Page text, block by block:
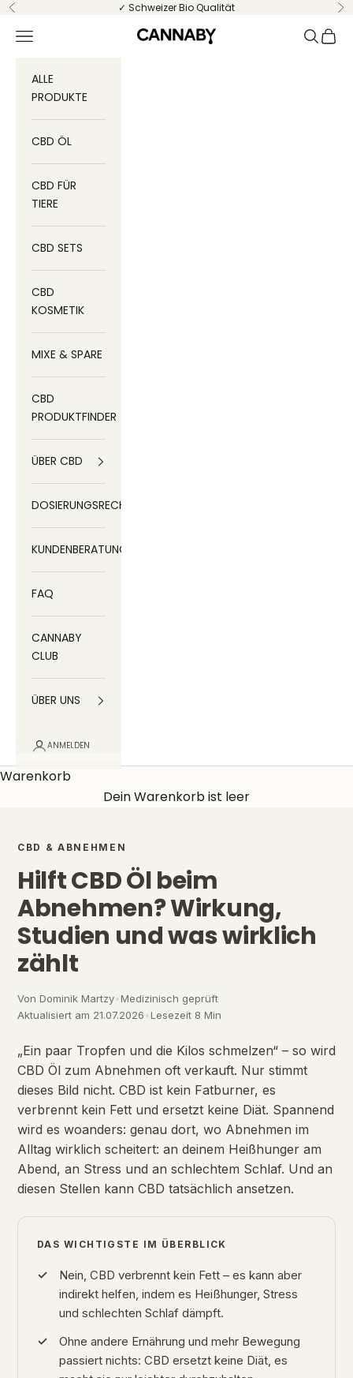
Zum Inhalt springen
Zurück ✓ Schweizer Bio Qualität
CANNABY
Menü Suchen
ALLE
PRODUKTE
CBD ÖL
CBD FÜR
TIERE
CBD SETS
CBD
KOSMETIK
MIXE & SPARE
CBD
PRODUKTFINDER
ÜBER CBD
DOSIERUNGSRECHNER
KUNDENBERATUNG
FAQ
CANNABY
CLUB
ÜBER UNS
ANMELDEN
Warenkorb
Dein Warenkorb ist leer
CBD & ABNEHMEN
Hilft CBD Öl beim
Abnehmen? Wirkung,
Studien und was wirklich
zählt
Von Dominik Martzy•Medizinisch geprüft
Aktualisiert am 21.07.2026•Lesezeit 8 Min
„Ein paar Tropfen und die Kilos schmelzen“ – so wird
CBD Öl zum Abnehmen oft verkauft. Nur stimmt
dieses Bild nicht. CBD ist kein Fatburner, es
verbrennt kein Fett und ersetzt keine Diät. Spannend
wird es woanders: genau dort, wo Abnehmen im
Alltag wirklich scheitert: an deinem Heißhunger am
Abend, an Stress und an schlechtem Schlaf. Und an
diesen Stellen kann CBD tatsächlich ansetzen.
DAS WICHTIGSTE IM ÜBERBLICK
Nein, CBD verbrennt kein Fett – es kann aber
indirekt helfen, indem es Heißhunger, Stress
und schlechten Schlaf dämpft.
Ohne andere Ernährung und mehr Bewegung
passiert nichts: CBD ersetzt keine Diät, es